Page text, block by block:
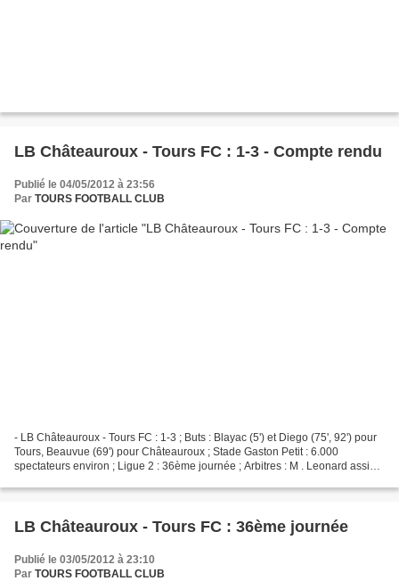
LB Châteauroux - Tours FC : 1-3 - Compte rendu
Publié le 04/05/2012 à 23:56
Par TOURS FOOTBALL CLUB
- LB Châteauroux - Tours FC : 1-3 ; Buts : Blayac (5') et Diego (75', 92') pour
Tours, Beauvue (69') pour Châteauroux ; Stade Gaston Petit : 6.000
spectateurs environ ; Ligue 2 : 36ème journée ; Arbitres : M . Leonard assisté
LB Châteauroux - Tours FC : 36ème journée
Publié le 03/05/2012 à 23:10
Par TOURS FOOTBALL CLUB